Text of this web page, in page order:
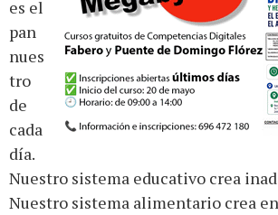
es el
pan
nues
tro
de
cada
día.
Nuestro sistema educativo crea
Nuestro sistema alimentario crea